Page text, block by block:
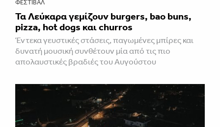
ΦΕΣΤΙΒΑΛ
Τα Λεύκαρα γεμίζουν burgers, bao buns,
pizza, hot dogs και churros
Έντεκα γευστικές στάσεις, παγωμένες μπίρες και
δυνατή μουσική συνθέτουν μία από τις πιο
απολαυστικές βραδιές του Αυγούστου